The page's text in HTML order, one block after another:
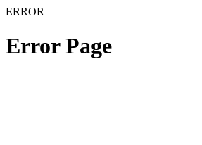
ERROR
Error Page